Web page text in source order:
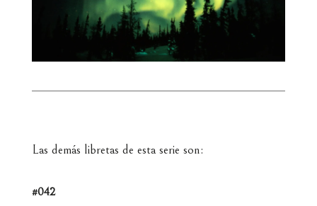
Las demás libretas de esta serie son:
#042